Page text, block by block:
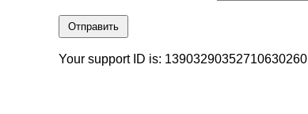
Отправить
Your support ID is: 13903290352710630260